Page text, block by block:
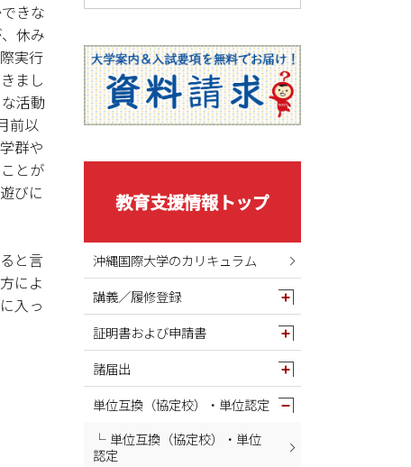
きな
休み
実行
まし
活動
前以
群や
とが
びに
と言
によ
入っ
教育支援情報トップ
沖縄国際大学のカリキュラム
講義／履修登録
証明書および申請書
諸届出
単位互換（協定校）・単位認定
単位互換（協定校）・単位
認定